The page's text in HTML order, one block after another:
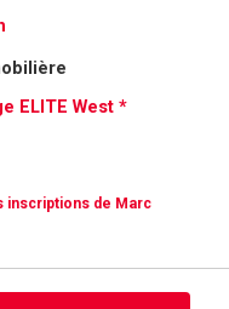
ELITE West *
inscriptions de Marc